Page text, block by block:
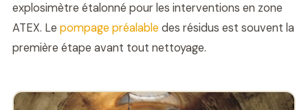
explosimètre étalonné pour les interventions en zone
ATEX. Le pompage préalabledes résidus est souvent la
première étape avant tout nettoyage.